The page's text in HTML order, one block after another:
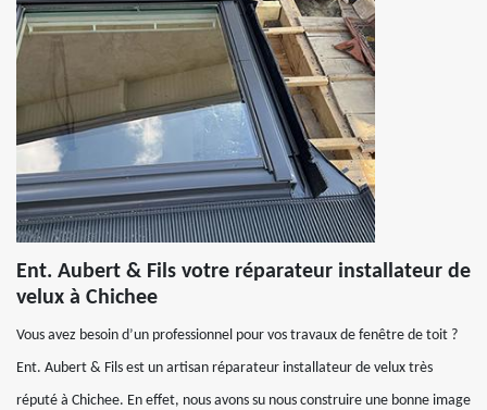
Ent. Aubert & Fils votre réparateur installateur de
velux à Chichee
Vous avez besoin d’un professionnel pour vos travaux de fenêtre de toit ?
Ent. Aubert & Fils est un artisan réparateur installateur de velux très
réputé à Chichee. En effet, nous avons su nous construire une bonne image